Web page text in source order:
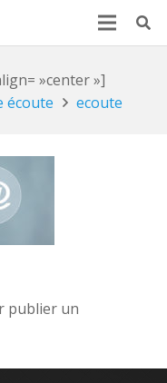
»center »]
écoute ecoute
publier un